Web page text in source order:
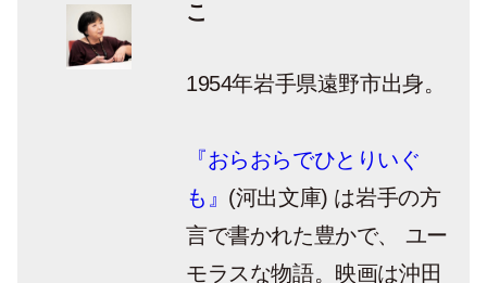
こ
1954年岩手県遠野市出身。
『おらおらでひとりいぐ
も』 (河出文庫) は岩手の方
言で書かれた豊かで、 ユー
モラスな物語。映画は沖田